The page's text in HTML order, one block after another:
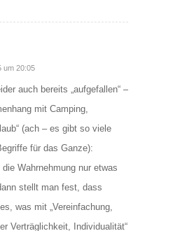
um 20:05
auch bereits „aufgefallen“ –
mit Camping,
(ach – es gibt so viele
für das Ganze):
Wahrnehmung nur etwas
stellt man fest, dass
was mit „Vereinfachung,
Verträglichkeit, Individualität“